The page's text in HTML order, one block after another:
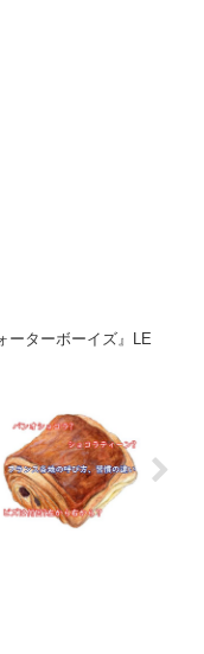
ーターボーイズ』LE